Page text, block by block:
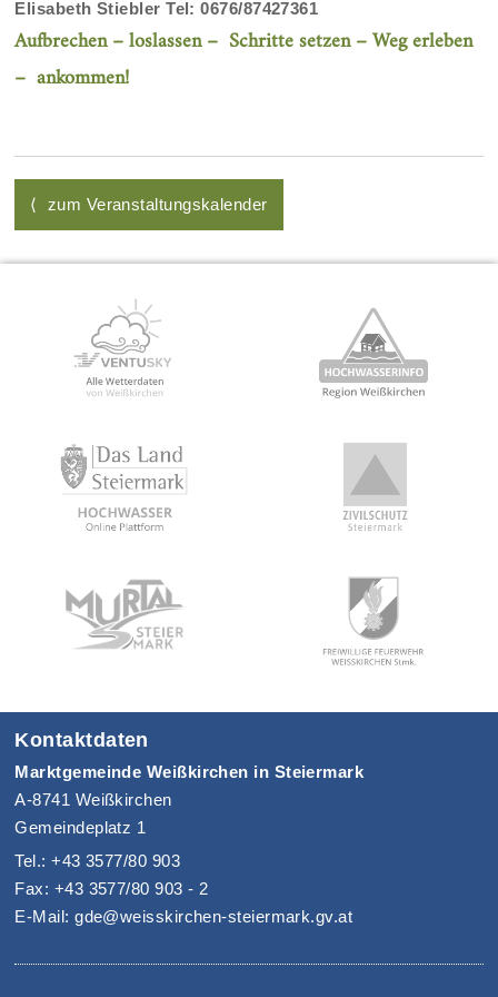
Elisabeth Stiebler Tel: 0676/87427361
Aufbrechen – loslassen – Schritte setzen – Weg erleben
– ankommen!
⟨ zum Veranstaltungskalender
Kontaktdaten
Marktgemeinde Weißkirchen in Steiermark
A-8741 Weißkirchen
Gemeindeplatz 1
Tel.: +43 3577/80 903
Fax: +43 3577/80 903 - 2
E-Mail: gde@weisskirchen-steiermark.gv.at